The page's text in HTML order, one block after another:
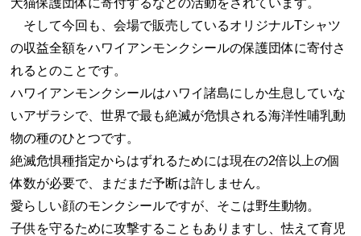
そして今回も、会場で販売しているオリジナルTシャツ
の収益全額をハワイアンモンクシールの保護団体に寄付さ
れるとのことです。
ハワイアンモンクシールはハワイ諸島にしか生息していな
いアザラシで、世界で最も絶滅が危惧される海洋性哺乳動
物の種のひとつです。
絶滅危惧種指定からはずれるためには現在の2倍以上の個
体数が必要で、まだまだ予断は許しません。
愛らしい顔のモンクシールですが、そこは野生動物。
子供を守るために攻撃することもありますし、怯えて育児